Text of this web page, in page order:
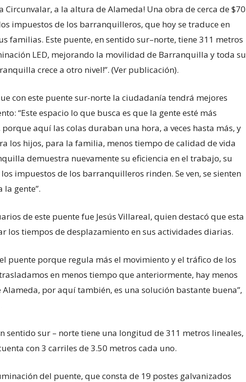
a la altura de Alameda! Una obra de cerca de $70
impuestos de los barranquilleros, que hoy se traduce en
familias. Este puente, en sentido sur–norte, tiene 311 metros
LED, mejorando la movilidad de Barranquilla y toda su
crece a otro nivel!”. (Ver publicación).
con este puente sur-norte la ciudadanía tendrá mejores
“Este espacio lo que busca es que la gente esté más
aquí las colas duraban una hora, a veces hasta más, y
los hijos, para la familia, menos tiempo de calidad de vida
demuestra nuevamente su eficiencia en el trabajo, su
impuestos de los barranquilleros rinden. Se ven, se sienten
gente”.
de este puente fue Jesús Villareal, quien destacó que esta
los tiempos de desplazamiento en sus actividades diarias.
puente porque regula más el movimiento y el tráfico de los
en menos tiempo que anteriormente, hay menos
por aquí también, es una solución bastante buena”,
sentido sur – norte tiene una longitud de 311 metros lineales,
con 3 carriles de 3.50 metros cada uno.
del puente, que consta de 19 postes galvanizados